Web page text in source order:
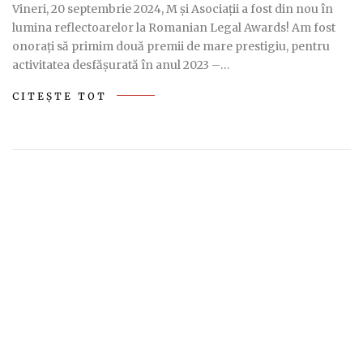
Vineri, 20 septembrie 2024, M și Asociații a fost din nou în
lumina reflectoarelor la Romanian Legal Awards! Am fost
onorați să primim două premii de mare prestigiu, pentru
activitatea desfășurată în anul 2023 –…
CITEȘTE TOT